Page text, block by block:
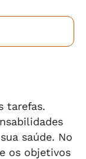
tarefas.
saúde. No
os objetivos